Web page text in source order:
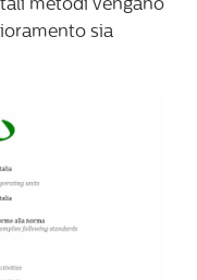
metodi vengano
sia